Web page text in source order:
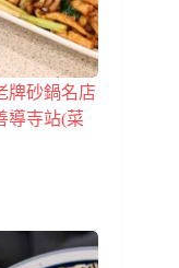
牌砂鍋名店
導寺站(菜